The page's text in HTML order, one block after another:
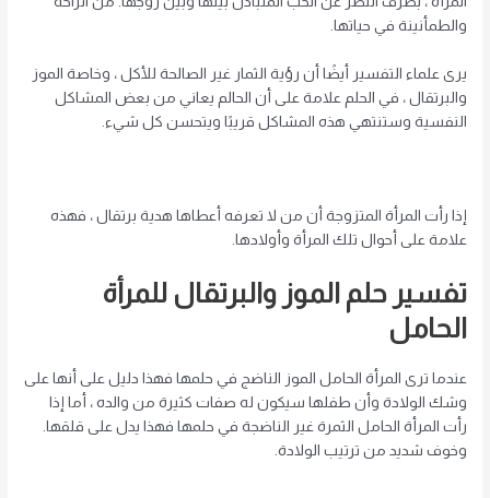
والطمأنينة في حياتها.
يرى علماء التفسير أيضًا أن رؤية الثمار غير الصالحة للأكل ، وخاصة الموز
والبرتقال ، في الحلم علامة على أن الحالم يعاني من بعض المشاكل
النفسية وستنتهي هذه المشاكل قريبًا ويتحسن كل شيء.
إذا رأت المرأة المتزوجة أن من لا تعرفه أعطاها هدية برتقال ، فهذه
علامة على أحوال تلك المرأة وأولادها.
تفسير حلم الموز والبرتقال للمرأة
الحامل
عندما ترى المرأة الحامل الموز الناضج في حلمها فهذا دليل على أنها على
وشك الولادة وأن طفلها سيكون له صفات كثيرة من والده ، أما إذا
رأت المرأة الحامل الثمرة غير الناضجة في حلمها فهذا يدل على قلقها.
وخوف شديد من ترتيب الولادة.